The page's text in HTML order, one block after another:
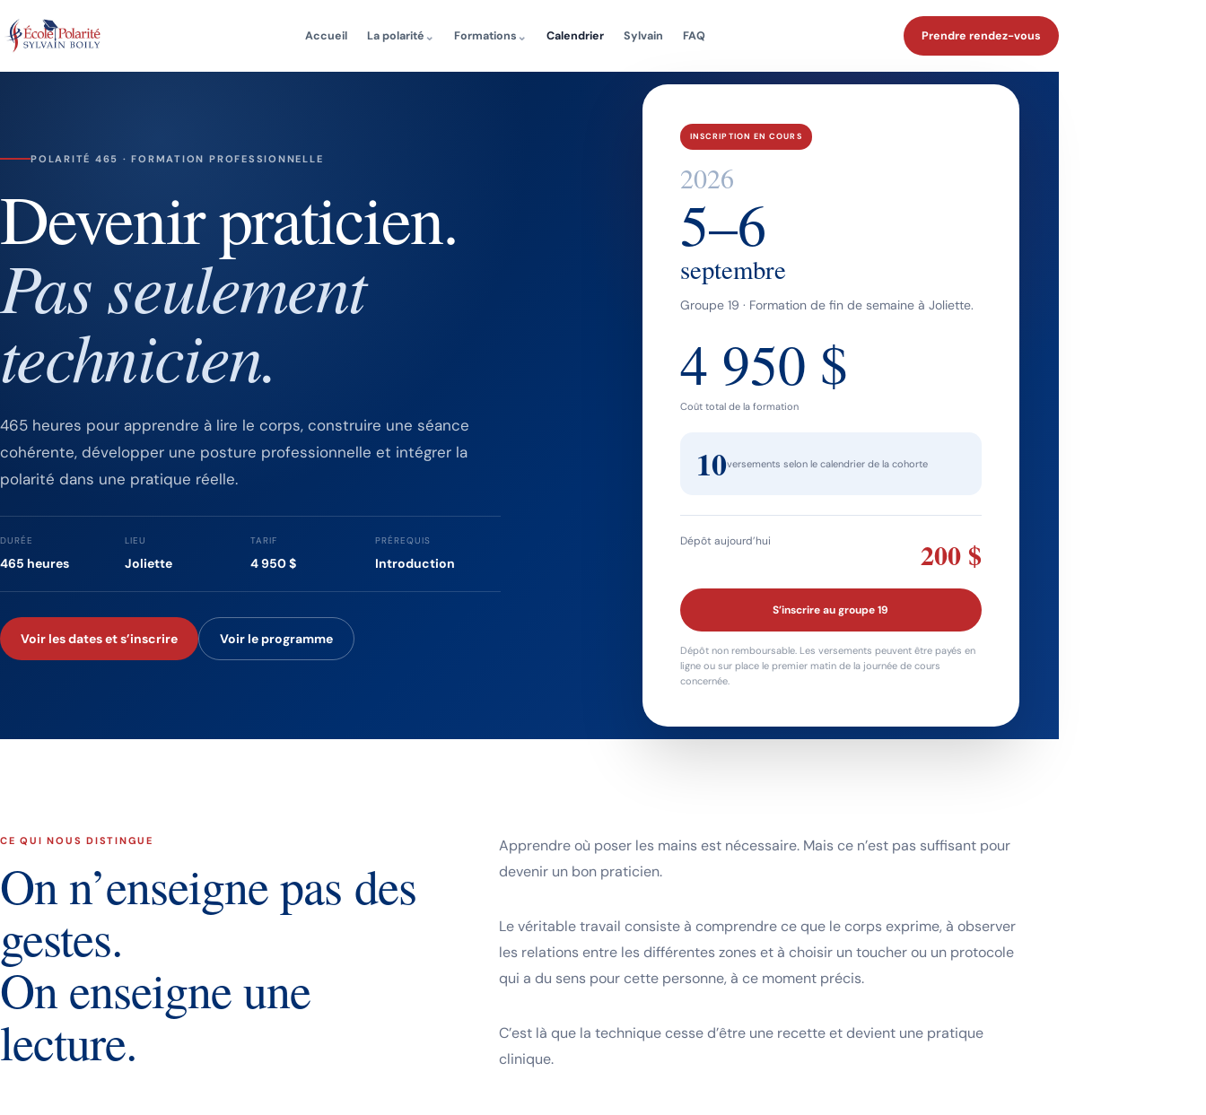
au
Accueil La polarité ⌄ Formations ⌄ Calendrier Sylvain FAQ Prendre rendez-vous
POLARITÉ 465 · FORMATION PROFESSIONNELLE
Devenir praticien.
Pas seulement
technicien.
465 heures pour apprendre à lire le corps, construire une séance
cohérente, développer une posture professionnelle et intégrer la
polarité dans une pratique réelle.
DURÉE
465 heures
LIEU
Joliette
TARIF
4 950 $
PRÉREQUIS
Introduction
Voir les dates et s’inscrire Voir le programme
INSCRIPTION EN COURS
2026
5–6
septembre
Groupe 19 · Formation de fin de semaine à Joliette.
4 950 $
Coût total de la formation
10versements selon le calendrier de la cohorte
Dépôt aujourd’hui 200 $
S’inscrire au groupe 19
Dépôt non remboursable. Les versements peuvent être payés en
ligne ou sur place le premier matin de la journée de cours
concernée.
CE QUI NOUS DISTINGUE
On n’enseigne pas des
gestes.
On enseigne une
lecture.
Apprendre où poser les mains est nécessaire. Mais ce n’est pas suffisant pour
devenir un bon praticien.
Le véritable travail consiste à comprendre ce que le corps exprime, à observer
les relations entre les différentes zones et à choisir un toucher ou un protocole
qui a du sens pour cette personne, à ce moment précis.
C’est là que la technique cesse d’être une recette et devient une pratique
clinique.